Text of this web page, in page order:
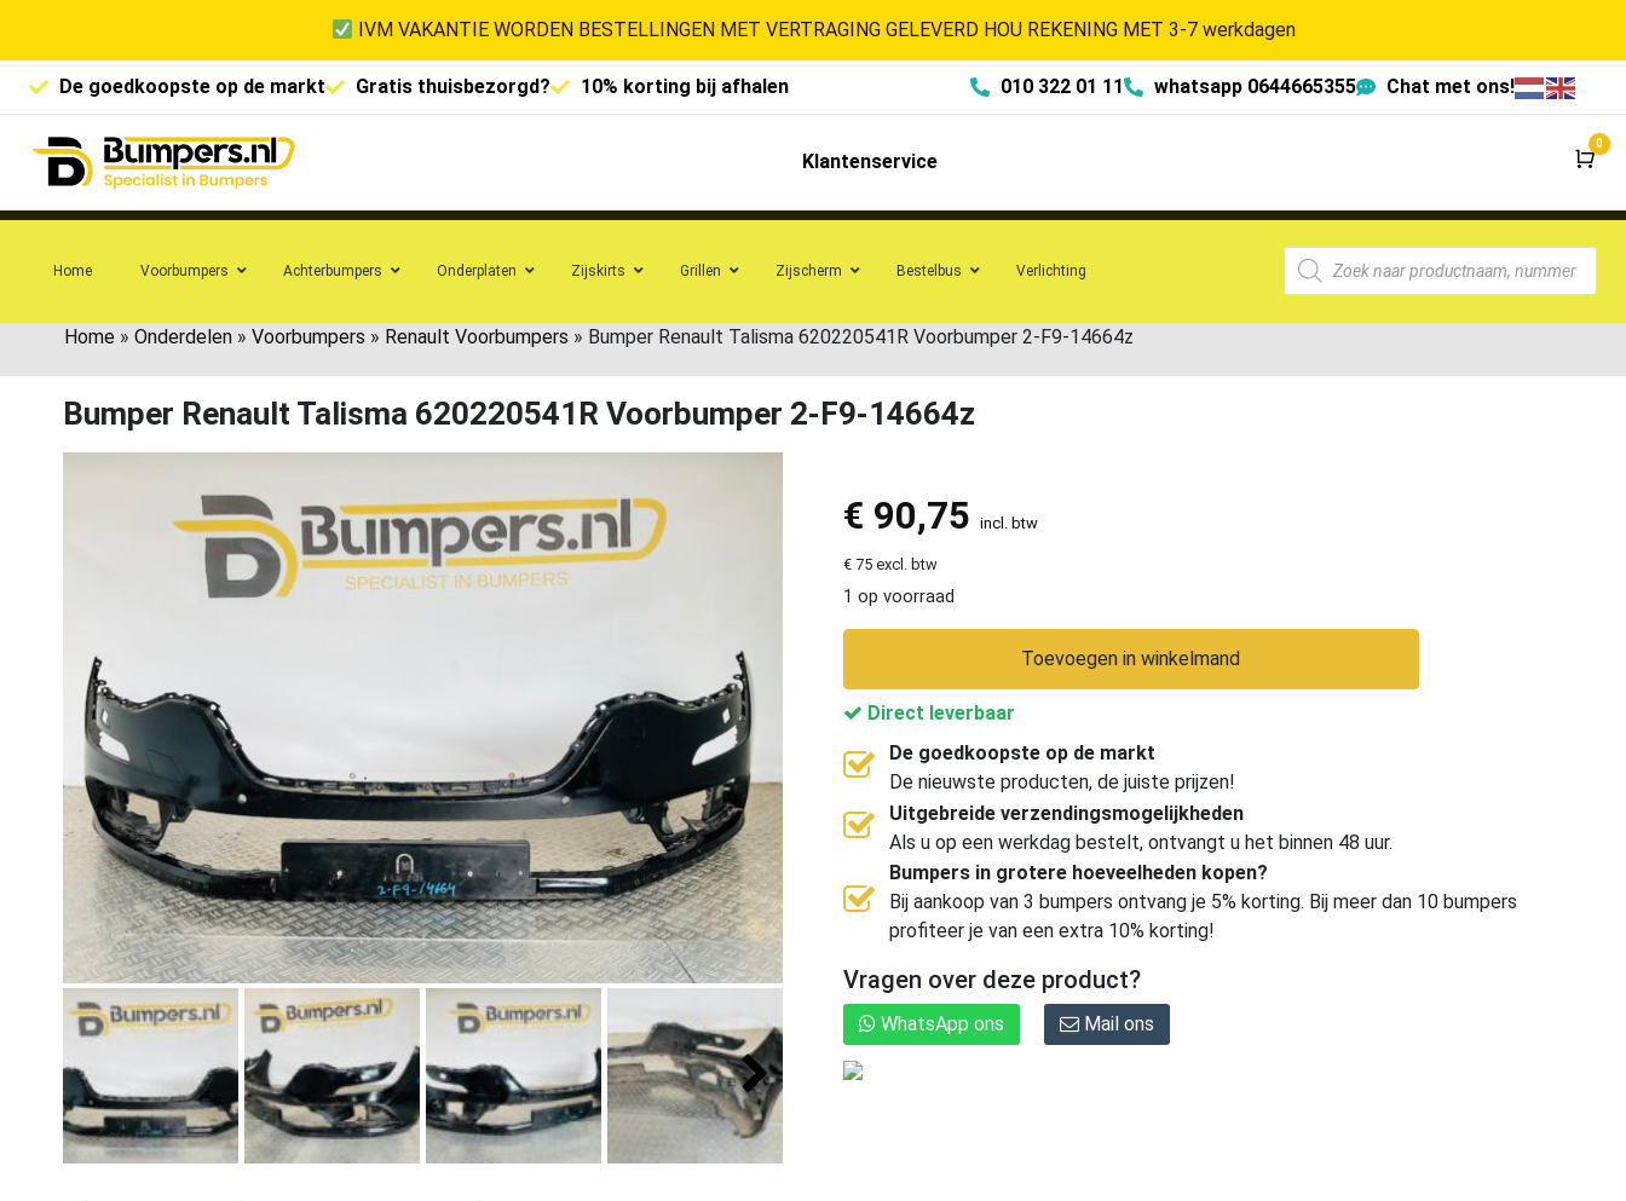
IVM VAKANTIE WORDEN BESTELLINGEN MET VERTRAGING GELEVERD HOU REKENING MET 3-7 werkdagen
De goedkoopste op de markt Gratis thuisbezorgd? 10% korting bij afhalen 010 322 01 11 whatsapp 0644665355 Chat met ons!
Klantenservice
0
Home Voorbumpers Achterbumpers Onderplaten Zijskirts Grillen Zijscherm Bestelbus Verlichting
Home » Onderdelen » Voorbumpers » Renault Voorbumpers » Bumper Renault Talisma 620220541R Voorbumper 2-F9-14664z
Bumper Renault Talisma 620220541R Voorbumper 2-F9-14664z
€ 90,75 incl. btw
€ 75 excl. btw
1 op voorraad
Toevoegen in winkelmand
Direct leverbaar
De goedkoopste op de markt
De nieuwste producten, de juiste prijzen!
Uitgebreide verzendingsmogelijkheden
Als u op een werkdag bestelt, ontvangt u het binnen 48 uur.
Bumpers in grotere hoeveelheden kopen?
Bij aankoop van 3 bumpers ontvang je 5% korting. Bij meer dan 10 bumpers
profiteer je van een extra 10% korting!
Vragen over deze product?
WhatsApp ons Mail ons